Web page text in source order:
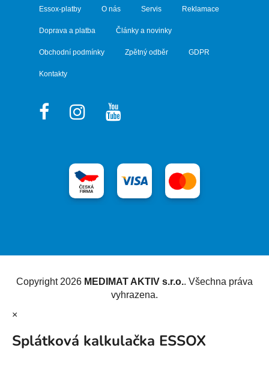
Essox-platby O nás Servis Reklamace
Doprava a platba Články a novinky
Obchodní podmínky Zpětný odběr GDPR
Kontakty
Copyright 2026 MEDIMAT AKTIV s.r.o.. Všechna práva
vyhrazena.
×
Splátková kalkulačka ESSOX